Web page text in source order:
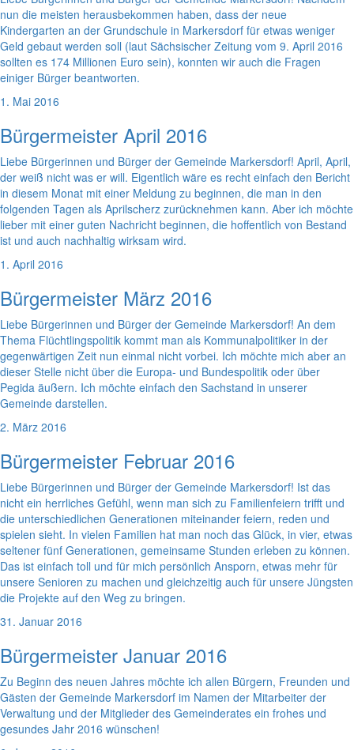
nun die meisten herausbekommen haben, dass der neue
Kindergarten an der Grundschule in Markersdorf für etwas weniger
Geld gebaut werden soll (laut Sächsischer Zeitung vom 9. April 2016
sollten es 174 Millionen Euro sein), konnten wir auch die Fragen
einiger Bürger beantworten.
1. Mai 2016
Bürgermeister April 2016
Liebe Bürgerinnen und Bürger der Gemeinde Markersdorf! April, April,
der weiß nicht was er will. Eigentlich wäre es recht einfach den Bericht
in diesem Monat mit einer Meldung zu beginnen, die man in den
folgenden Tagen als Aprilscherz zurücknehmen kann. Aber ich möchte
lieber mit einer guten Nachricht beginnen, die hoffentlich von Bestand
ist und auch nachhaltig wirksam wird.
1. April 2016
Bürgermeister März 2016
Liebe Bürgerinnen und Bürger der Gemeinde Markersdorf! An dem
Thema Flüchtlingspolitik kommt man als Kommunalpolitiker in der
gegenwärtigen Zeit nun einmal nicht vorbei. Ich möchte mich aber an
dieser Stelle nicht über die Europa- und Bundespolitik oder über
Pegida äußern. Ich möchte einfach den Sachstand in unserer
Gemeinde darstellen.
2. März 2016
Bürgermeister Februar 2016
Liebe Bürgerinnen und Bürger der Gemeinde Markersdorf! Ist das
nicht ein herrliches Gefühl, wenn man sich zu Familienfeiern trifft und
die unterschiedlichen Generationen miteinander feiern, reden und
spielen sieht. In vielen Familien hat man noch das Glück, in vier, etwas
seltener fünf Generationen, gemeinsame Stunden erleben zu können.
Das ist einfach toll und für mich persönlich Ansporn, etwas mehr für
unsere Senioren zu machen und gleichzeitig auch für unsere Jüngsten
die Projekte auf den Weg zu bringen.
31. Januar 2016
Bürgermeister Januar 2016
Zu Beginn des neuen Jahres möchte ich allen Bürgern, Freunden und
Gästen der Gemeinde Markersdorf im Namen der Mitarbeiter der
Verwaltung und der Mitglieder des Gemeinderates ein frohes und
gesundes Jahr 2016 wünschen!